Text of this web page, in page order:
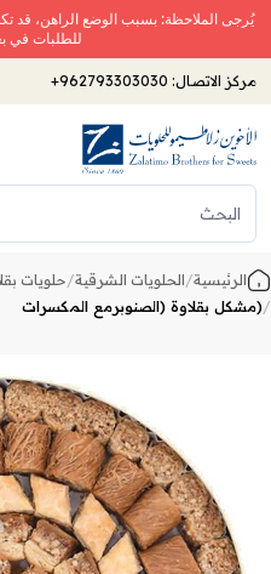
يُرجى الملاحظة: بسبب الوضع الراهن، قد
للطلبات في
مركز الاتصال: +962793303030
الرئيسية/الحلويات الشرقية/حلويات
/(مشكل بقلاوة (الصنوبرمع المكسرات